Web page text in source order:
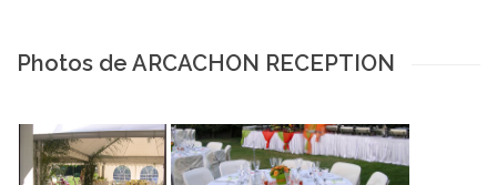
Photos de ARCACHON RECEPTION